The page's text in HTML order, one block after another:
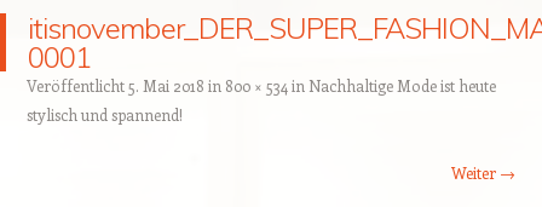
0001
Veröffentlicht5. Mai 2018 in 800 × 534 in Nachhaltige Mode ist heute
stylisch und spannend!
Weiter →